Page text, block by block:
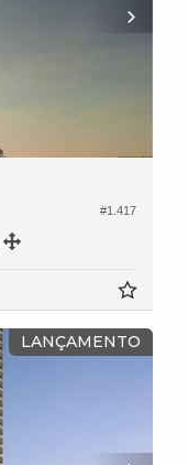
#1.417
LANÇAMENTO